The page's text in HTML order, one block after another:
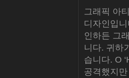
그래픽 아
디자인입
인하든 그
니다. 귀하
습니다. O
공격했지